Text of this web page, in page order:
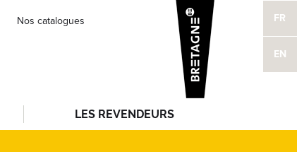
FR
EN
Nos catalogues
LES REVENDEURS